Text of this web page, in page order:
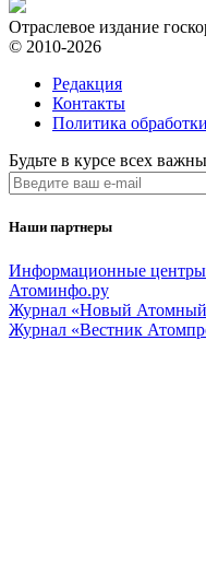
Отраслевое издание
© 2010-2026
Редакция
Контакты
Политика
Будьте в курсе всех
Наши партнеры
Информационные центры
Атоминфо.ру
Журнал «Новый Атомный
Журнал «Вестник